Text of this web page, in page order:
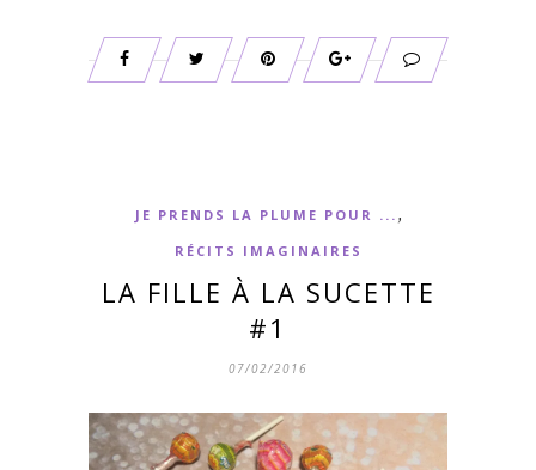
JE PRENDS LA PLUME POUR ... ,
RÉCITS IMAGINAIRES
LA FILLE À LA SUCETTE
#1
07/02/2016